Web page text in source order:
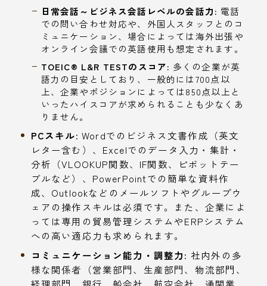
日常会話～ビジネス会話レベルの会話力: 電話
での問い合わせ対応や、外国人スタッフとのコ
ミュニケーション、場合によっては海外出張や
オンライン会議での英語使用も想定されます。
TOEIC® L&R TESTのスコア: 多くの企業が英
語力の目安としており、一般的には700点以
上、企業やポジションによっては850点以上と
いったハイスコアが求められることも少なくあ
りません。
PCスキル: Wordでのビジネス文書作成（英文
レター含む）、Excelでのデータ入力・集計・
分析（VLOOKUP関数、IF関数、ピボットテー
ブルなど）、PowerPointでの簡単な資料作
成、Outlookなどのメールソフトやグループウ
ェアの操作スキルは必須です。また、企業によ
っては専用の貿易管理システムやERPシステム
への高い適応力も求められます。
コミュニケーション能力・調整力: 社内外の多
様な関係者（営業部門、生産部門、物流部門、